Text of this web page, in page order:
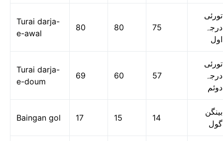
Turai darja-
e-awal
80 80 75
تورئی
درجہ
اول
Turai darja-
e-doum
69 60 57
تورئی
درجہ
دوئم
Baingan gol 17 15 14
بینگن
گول